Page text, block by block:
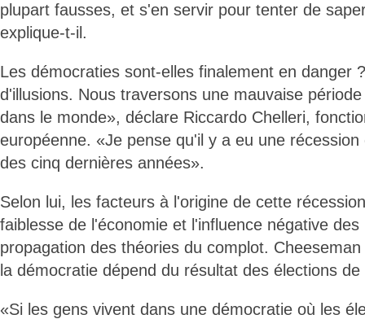
plupart fausses, et s'en servir pour tenter de
explique-t-il.
Les démocraties sont-elles finalement en danger
d'illusions. Nous traversons une mauvaise
dans le monde», déclare Riccardo Chelleri,
européenne. «Je pense qu'il y a eu une
des cinq dernières années».
Selon lui, les facteurs à l'origine de cette
faiblesse de l'économie et l'influence négative
propagation des théories du complot.
la démocratie dépend du résultat des élections
«Si les gens vivent dans une démocratie où les